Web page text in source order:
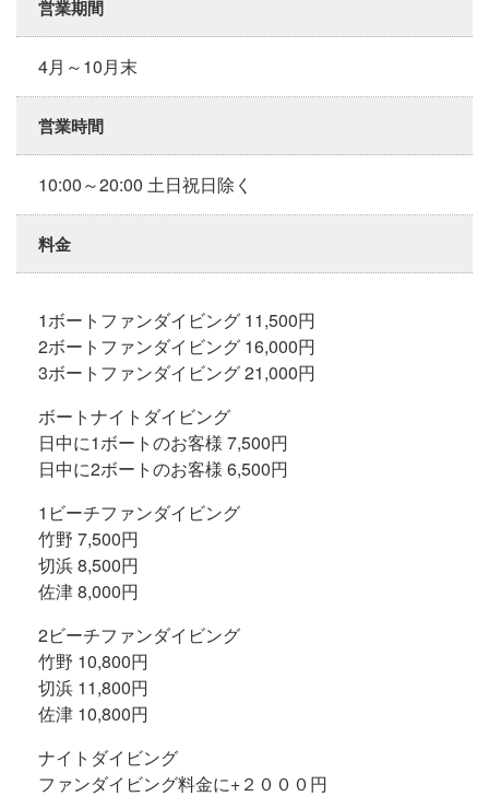
営業期間
4月～10月末
営業時間
10:00～20:00 土日祝日除く
料金
1ボートファンダイビング 11,500円
2ボートファンダイビング 16,000円
3ボートファンダイビング 21,000円
ボートナイトダイビング
日中に1ボートのお客様 7,500円
日中に2ボートのお客様 6,500円
1ビーチファンダイビング
竹野 7,500円
切浜 8,500円
佐津 8,000円
2ビーチファンダイビング
竹野 10,800円
切浜 11,800円
佐津 10,800円
ナイトダイビング
ファンダイビング料金に+２０００円